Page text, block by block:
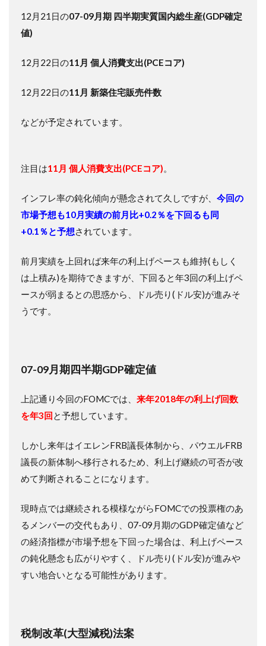
12月21日の07-09月期 四半期実質国内総生産(GDP確定
値)
12月22日の11月 個人消費支出(PCEコア)
12月22日の11月 新築住宅販売件数
などが予定されています。
注目は11月 個人消費支出(PCEコア)。
インフレ率の鈍化傾向が懸念されて久しですが、 今回の
市場予想も10月実績の前月比+0.2％を下回るも同
+0.1％と予想されています。
前月実績を上回れば来年の利上げペースも維持(もしく
は上積み)を期待できますが、下回ると年3回の利上げペ
ースが弱まるとの思惑から、ドル売り(ドル安)が進みそ
うです。
07-09月期四半期GDP確定値
上記通り今回のFOMCでは、 来年2018年の利上げ回数
を年3回と予想しています。
しかし来年はイエレンFRB議長体制から、パウエルFRB
議長の新体制へ移行されるため、利上げ継続の可否が改
めて判断されることになります。
現時点では継続される模様ながらFOMCでの投票権のあ
るメンバーの交代もあり、07-09月期のGDP確定値など
の経済指標が市場予想を下回った場合は、利上げペース
の鈍化懸念も広がりやすく、ドル売り(ドル安)が進みや
すい地合いとなる可能性があります。
税制改革(大型減税)法案